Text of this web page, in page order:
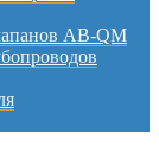
AB-QM